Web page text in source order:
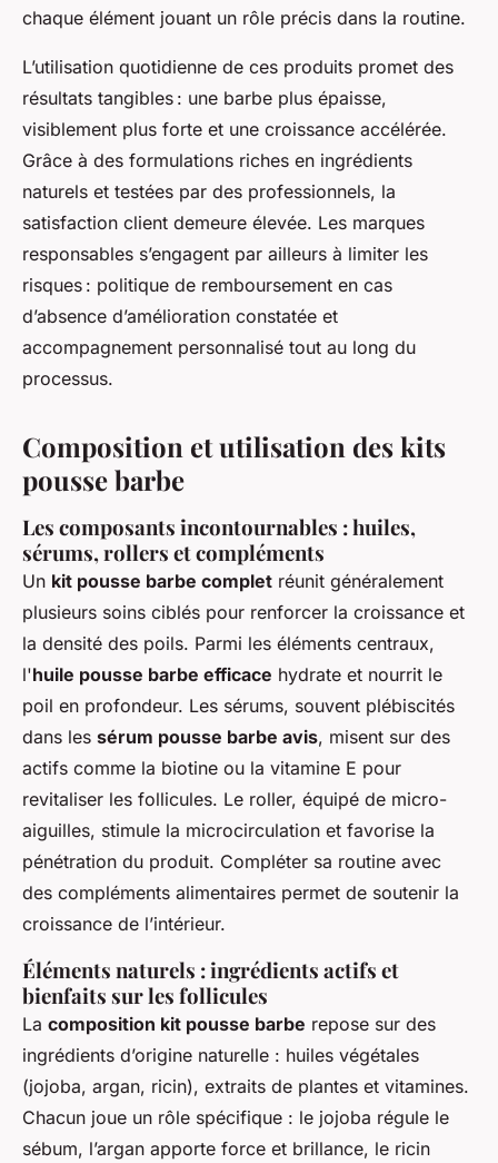
chaque élément jouant un rôle précis dans la routine.
L’utilisation quotidienne de ces produits promet des
résultats tangibles : une barbe plus épaisse,
visiblement plus forte et une croissance accélérée.
Grâce à des formulations riches en ingrédients
naturels et testées par des professionnels, la
satisfaction client demeure élevée. Les marques
responsables s’engagent par ailleurs à limiter les
risques : politique de remboursement en cas
d’absence d’amélioration constatée et
accompagnement personnalisé tout au long du
processus.
Composition et utilisation des kits
pousse barbe
Les composants incontournables : huiles,
sérums, rollers et compléments
Un kit pousse barbe complet réunit généralement
plusieurs soins ciblés pour renforcer la croissance et
la densité des poils. Parmi les éléments centraux,
l'huile pousse barbe efficace hydrate et nourrit le
poil en profondeur. Les sérums, souvent plébiscités
dans les sérum pousse barbe avis, misent sur des
actifs comme la biotine ou la vitamine E pour
revitaliser les follicules. Le roller, équipé de micro-
aiguilles, stimule la microcirculation et favorise la
pénétration du produit. Compléter sa routine avec
des compléments alimentaires permet de soutenir la
croissance de l’intérieur.
Éléments naturels : ingrédients actifs et
bienfaits sur les follicules
La composition kit pousse barbe repose sur des
ingrédients d’origine naturelle : huiles végétales
(jojoba, argan, ricin), extraits de plantes et vitamines.
Chacun joue un rôle spécifique : le jojoba régule le
sébum, l’argan apporte force et brillance, le ricin